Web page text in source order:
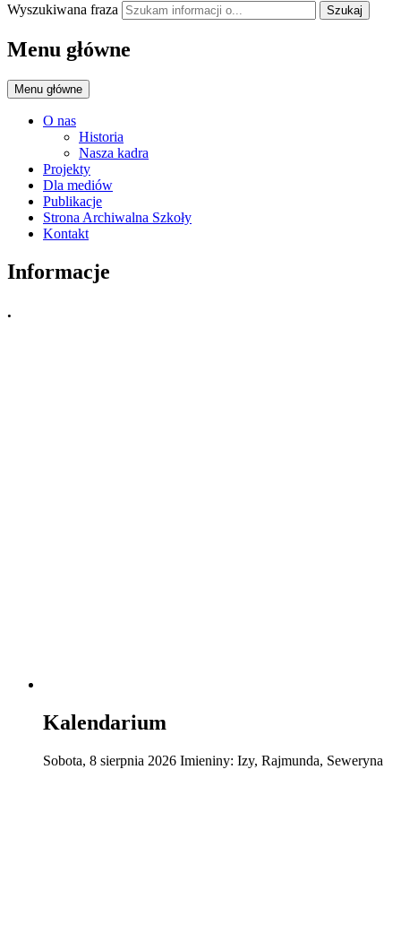
Wyszukiwana fraza Szukaj
Menu główne
Menu główne
O nas
Historia
Nasza kadra
Projekty
Dla mediów
Publikacje
Strona Archiwalna Szkoły
Kontakt
Informacje
.
Kalendarium
Sobota, 8 sierpnia 2026 Imieniny: Izy, Rajmunda, Seweryna